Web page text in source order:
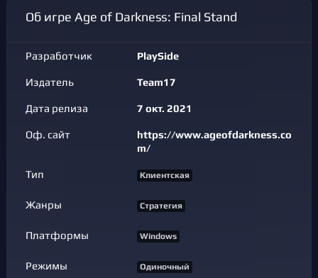
Об игре Age of Darkness: Final Stand
Разработчик PlaySide
Издатель Team17
Дата релиза 7 окт. 2021
Оф. сайт
https://www.ageofdarkness.co
m/
Тип Клиентская
Жанры Стратегия
Платформы Windows
Режимы Одиночный